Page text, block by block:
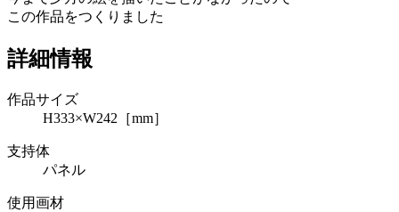
この作品をつくりました
詳細情報
作品サイズ
H333×W242［mm］
支持体
パネル
使用画材